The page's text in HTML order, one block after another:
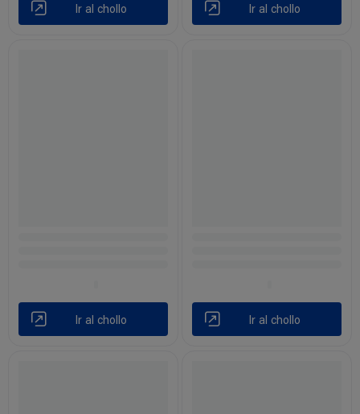
Ir al chollo Ir al chollo
Ir al chollo Ir al chollo